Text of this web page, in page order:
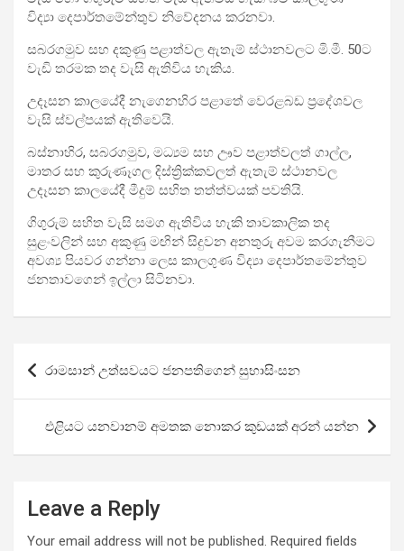
විද්‍යා දෙපාර්තමේන්තුව නිවේදනය කරනවා.
සබරගමුව සහ දකුණු පළාත්වල ඇතැම් ස්ථානවලට මි.මී. 50ට
වැඩි තරමක තද වැසි ඇතිවිය හැකිය.
උදෑසන කාලයේදී නැගෙනහිර පළාතේ වෙරළබඩ ප්‍රදේශවල
වැසි ස්වල්පයක් ඇතිවෙයි.
බස්නාහිර, සබරගමුව, මධ්‍යම සහ ඌව පළාත්වලත් ගාල්ල,
මාතර සහ කුරුණෑගල දිස්ත්‍රික්කවලත් ඇතැම් ස්ථානවල
උදෑසන කාලයේදී මීදුම් සහිත තත්ත්වයක් පවතියි.
ගිගුරුම් සහිත වැසි සමග ඇතිවිය හැකි තාවකාලික තද
සුළංවලින් සහ අකුණු මඟින් සිදුවන අනතුරු අවම කරගැනීමට
අවශ්‍ය පියවර ගන්නා ලෙස කාලගුණ විද්‍යා දෙපාර්තමේන්තුව
ජනතාවගෙන් ඉල්ලා සිටිනවා.
Post
navigation
රාමසාන් උත්සවයට ජනපතිගෙන් සුභාසිංසන
එළියට යනවානම් අමතක නොකර කුඩයක් අරන් යන්න
Leave a Reply
Your email address will not be published. Required fields